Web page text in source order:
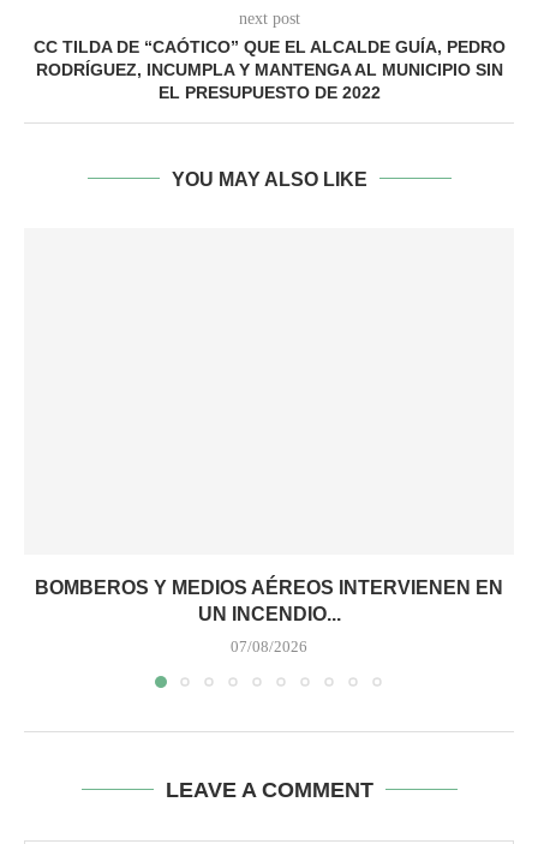
next post
CC TILDA DE “CAÓTICO” QUE EL ALCALDE GUÍA, PEDRO
RODRÍGUEZ, INCUMPLA Y MANTENGA AL MUNICIPIO SIN
EL PRESUPUESTO DE 2022
YOU MAY ALSO LIKE
BOMBEROS Y MEDIOS AÉREOS INTERVIENEN EN
UN INCENDIO...
07/08/2026
LEAVE A COMMENT